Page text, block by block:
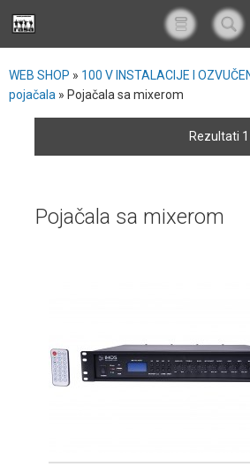
WEB SHOP » 100 V INSTALACIJE I
pojačala » Pojačala sa mixerom
Rezultati
Pojačala sa mixerom